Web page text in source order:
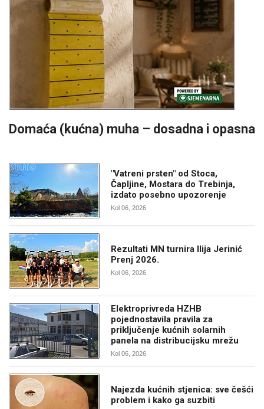
Domaća (kućna) muha – dosadna i opasna
"Vatreni prsten" od Stoca,
Čapljine, Mostara do Trebinja,
izdato posebno upozorenje
Kol 06, 2026
Rezultati MN turnira Ilija Jerinić
Prenj 2026.
Kol 06, 2026
Elektroprivreda HZHB
pojednostavila pravila za
priključenje kućnih solarnih
panela na distribucijsku mrežu
Kol 06, 2026
Najezda kućnih stjenica: sve češći
problem i kako ga suzbiti